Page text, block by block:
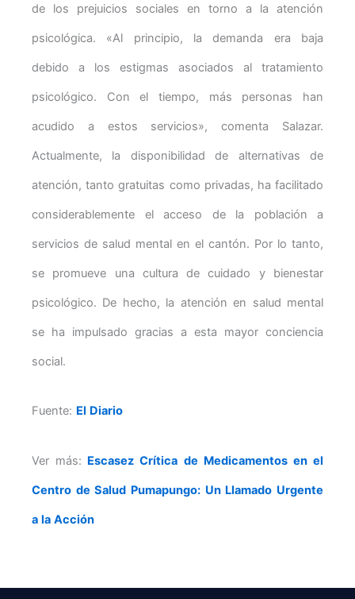
de los prejuicios sociales en torno a la atención
psicológica. «Al principio, la demanda era baja
debido a los estigmas asociados al tratamiento
psicológico. Con el tiempo, más personas han
acudido a estos servicios», comenta Salazar.
Actualmente, la disponibilidad de alternativas de
atención, tanto gratuitas como privadas, ha facilitado
considerablemente el acceso de la población a
servicios de salud mental en el cantón. Por lo tanto,
se promueve una cultura de cuidado y bienestar
psicológico. De hecho, la atención en salud mental
se ha impulsado gracias a esta mayor conciencia
social.
Fuente: El Diario
Ver más: Escasez Crítica de Medicamentos en el
Centro de Salud Pumapungo: Un Llamado Urgente
a la Acción